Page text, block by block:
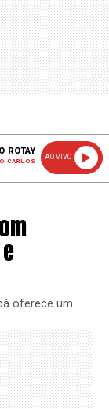
ROTAY
CARLOS
AO VIVO
oferece um